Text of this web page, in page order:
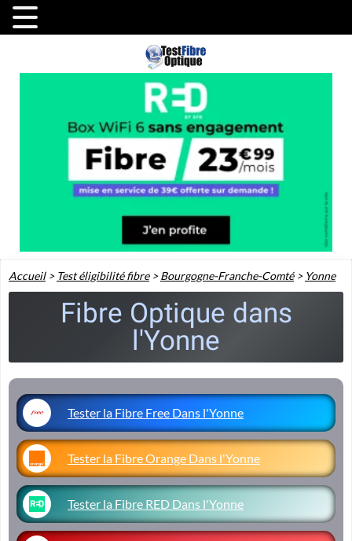
Accueil> Test éligibilité fibre>Bourgogne-Franche-Comté> Yonne
Fibre Optique dans
l'Yonne
Tester la Fibre Free Dans l'Yonne
Tester la Fibre Orange Dans l'Yonne
Tester la Fibre RED Dans l'Yonne